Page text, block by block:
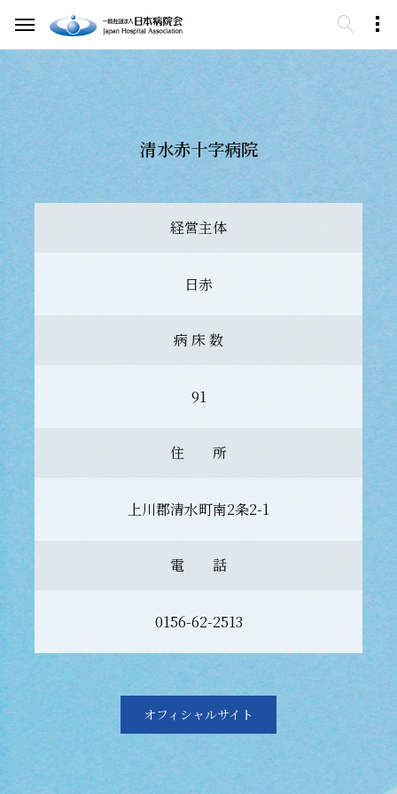
清水赤十字病院
経営主体
日赤
病 床 数
91
住 所
上川郡清水町南2条2-1
電 話
0156-62-2513
オフィシャルサイト